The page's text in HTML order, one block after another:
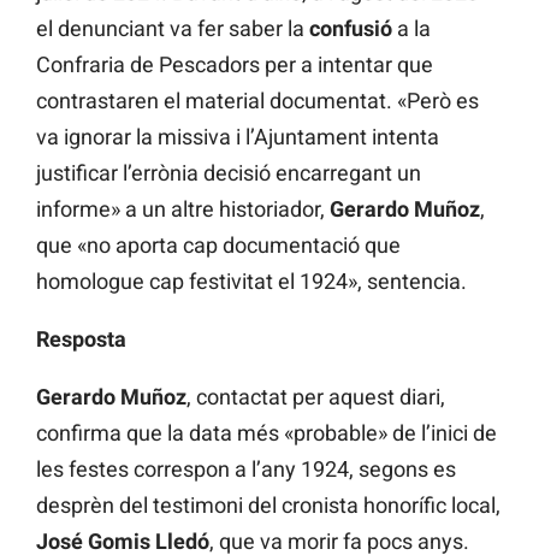
el denunciant va fer saber la confusió a la
Confraria de Pescadors per a intentar que
contrastaren el material documentat. «Però es
va ignorar la missiva i l’Ajuntament intenta
justificar l’errònia decisió encarregant un
informe» a un altre historiador, Gerardo Muñoz,
que «no aporta cap documentació que
homologue cap festivitat el 1924», sentencia.
Resposta
Gerardo Muñoz, contactat per aquest diari,
confirma que la data més «probable» de l’inici de
les festes correspon a l’any 1924, segons es
desprèn del testimoni del cronista honorífic local,
José Gomis Lledó, que va morir fa pocs anys.